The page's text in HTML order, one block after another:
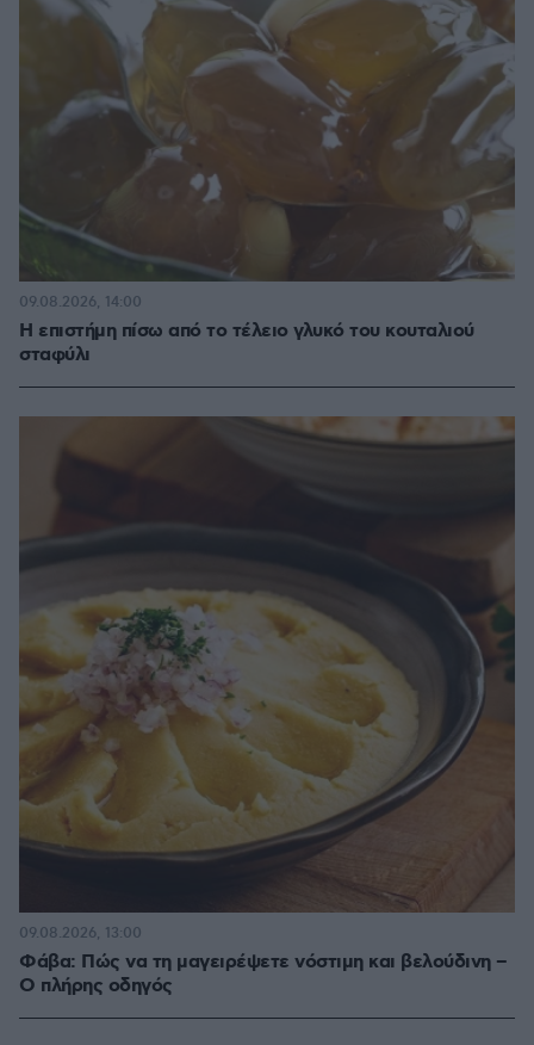
Η επιστήμη πίσω από το τέλειο γλυκό του κουταλιού
σταφύλι
09.08.2026, 14:00
Φάβα: Πώς να τη μαγειρέψετε νόστιμη και βελούδινη –
Ο πλήρης οδηγός
09.08.2026, 13:00